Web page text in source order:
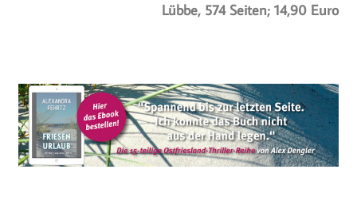
Lübbe, 574 Seiten; 14,90 Euro